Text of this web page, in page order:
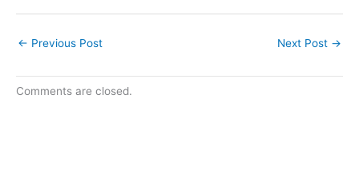
← Previous Post Next Post →
Comments are closed.